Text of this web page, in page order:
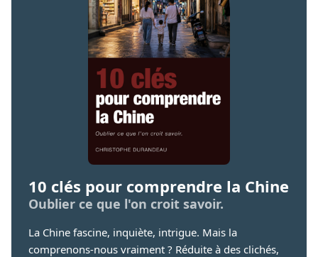
10 clés pour comprendre la Chine
Oublier ce que l'on croit savoir.
La Chine fascine, inquiète, intrigue. Mais la
comprenons-nous vraiment ? Réduite à des clichés,